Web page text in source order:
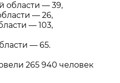
области — 39,
— 26,
— 103,
— 65.
265 940 человек